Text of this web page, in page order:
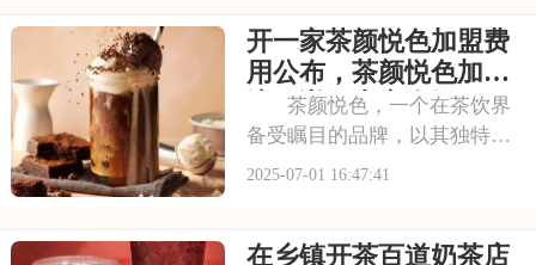
泛的门店网络和丰富的商品种
类，赢得了市场的认可。每一
间711店铺都
开一家茶颜悦色加盟费
用公布，茶颜悦色加盟
流程详解内容介绍
茶颜悦色，一个在茶饮界
备受瞩目的品牌，以其独特的
中式茶饮风格和深厚的文化底
的装修风格和温馨的氛围让人
2025-07-01 16:47:41
在乡镇开茶百道奶茶店